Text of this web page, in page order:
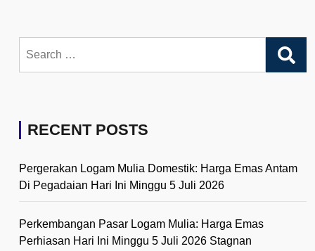
for:
RECENT POSTS
Pergerakan Logam Mulia Domestik: Harga Emas Antam
Di Pegadaian Hari Ini Minggu 5 Juli 2026
Perkembangan Pasar Logam Mulia: Harga Emas
Perhiasan Hari Ini Minggu 5 Juli 2026 Stagnan